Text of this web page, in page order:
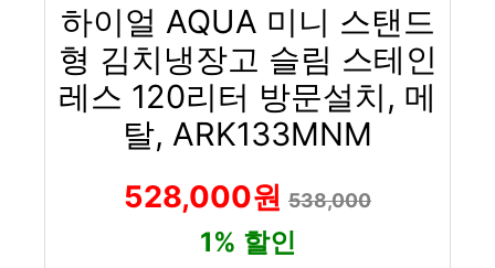
하이얼 AQUA 미니 스탠드
형 김치냉장고 슬림 스테인
레스 120리터 방문설치, 메
탈, ARK133MNM
528,000원 538,000
1% 할인